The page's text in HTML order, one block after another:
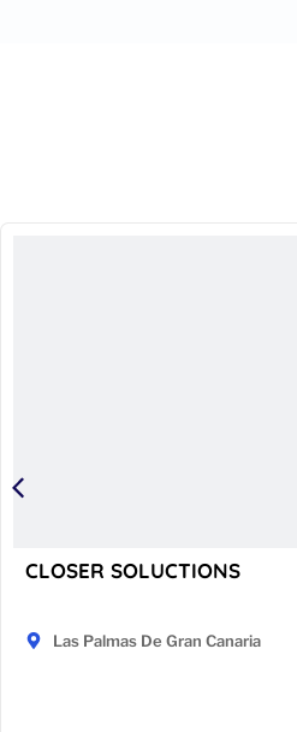
CLOSER SOLUCTIONS
Las Palmas De Gran Canaria